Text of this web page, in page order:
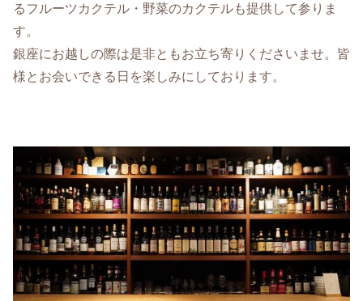
るフルーツカクテル・野菜のカクテルも提供して参りま
す。
銀座にお越しの際は是非ともお立ち寄りくださいませ。皆
様とお会いできる日を楽しみにしております。